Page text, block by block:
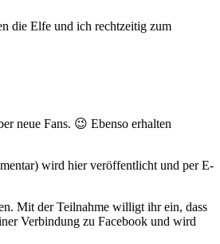
die Elfe und ich rechtzeitig zum
neue Fans. 😉 Ebenso erhalten
wird hier veröffentlicht und per E-
Mit der Teilnahme willigt ihr ein, dass
Verbindung zu Facebook und wird